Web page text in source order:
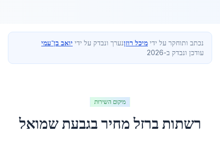
נכתב ותוחקר על ידי מיכל רוזןנערך ונבדק על ידי יואב בן־עמי
עודכן ונבדק ב-2026
מיקום השירות
רשתות ברזל מחירבגבעת שמואל